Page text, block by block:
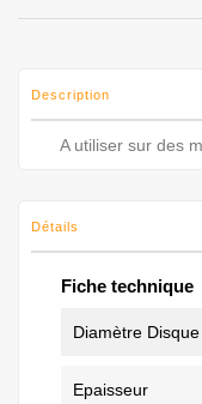
Description
A utiliser sur des
Détails
Fiche technique
Diamètre Disque
Epaisseur